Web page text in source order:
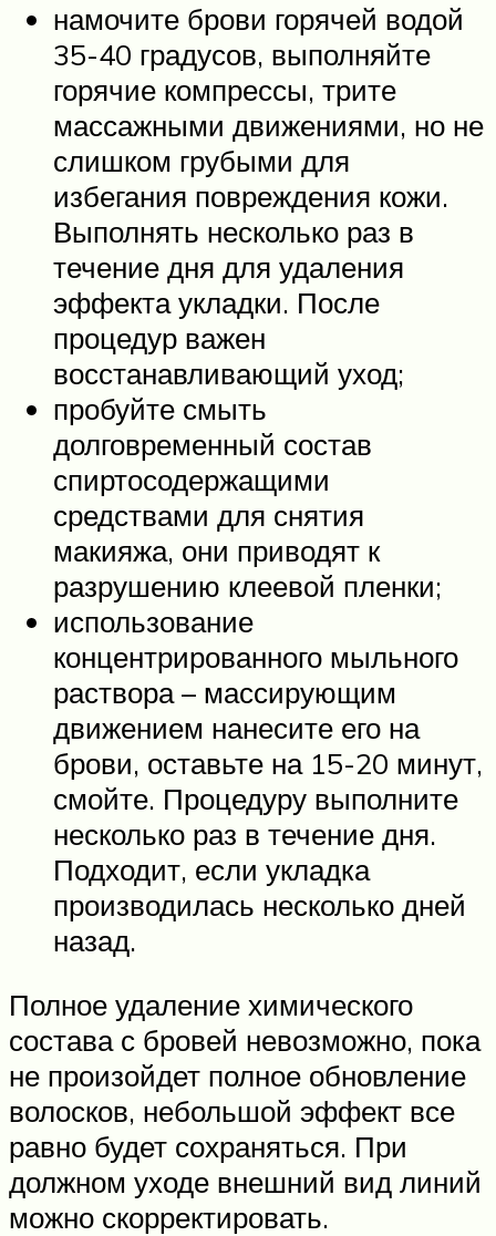
намочите брови горячей водой
35-40 градусов, выполняйте
горячие компрессы, трите
массажными движениями, но не
слишком грубыми для
избегания повреждения кожи.
Выполнять несколько раз в
течение дня для удаления
эффекта укладки. После
процедур важен
восстанавливающий уход;
пробуйте смыть
долговременный состав
спиртосодержащими
средствами для снятия
макияжа, они приводят к
разрушению клеевой пленки;
использование
концентрированного мыльного
раствора – массирующим
движением нанесите его на
брови, оставьте на 15-20 минут,
смойте. Процедуру выполните
несколько раз в течение дня.
Подходит, если укладка
производилась несколько дней
назад.
Полное удаление химического
состава с бровей невозможно, пока
не произойдет полное обновление
волосков, небольшой эффект все
равно будет сохраняться. При
должном уходе внешний вид линий
можно скорректировать.